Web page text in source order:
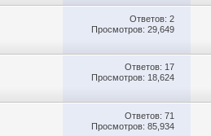
Ответов: 2
Просмотров: 29,649
Ответов: 17
Просмотров: 18,624
Ответов: 71
Просмотров: 85,934